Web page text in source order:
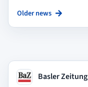
Older news
Basler Zeitung